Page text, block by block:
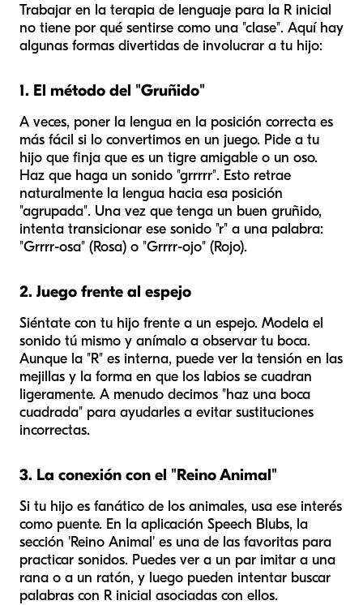
Trabajar en la terapia de lenguaje para la R inicial
no tiene por qué sentirse como una "clase". Aquí hay
algunas formas divertidas de involucrar a tu hijo:
1. El método del "Gruñido"
A veces, poner la lengua en la posición correcta es
más fácil si lo convertimos en un juego. Pide a tu
hijo que finja que es un tigre amigable o un oso.
Haz que haga un sonido "grrrrr". Esto retrae
naturalmente la lengua hacia esa posición
"agrupada". Una vez que tenga un buen gruñido,
intenta transicionar ese sonido "r" a una palabra:
"Grrrr-osa" (Rosa) o "Grrrr-ojo" (Rojo).
2. Juego frente al espejo
Siéntate con tu hijo frente a un espejo. Modela el
sonido tú mismo y anímalo a observar tu boca.
Aunque la "R" es interna, puede ver la tensión en las
mejillas y la forma en que los labios se cuadran
ligeramente. A menudo decimos "haz una boca
cuadrada" para ayudarles a evitar sustituciones
incorrectas.
3. La conexión con el "Reino Animal"
Si tu hijo es fanático de los animales, usa ese interés
como puente. En la aplicación Speech Blubs, la
sección 'Reino Animal' es una de las favoritas para
practicar sonidos. Puedes ver a un par imitar a una
rana o a un ratón, y luego pueden intentar buscar
palabras con R inicial asociadas con ellos.